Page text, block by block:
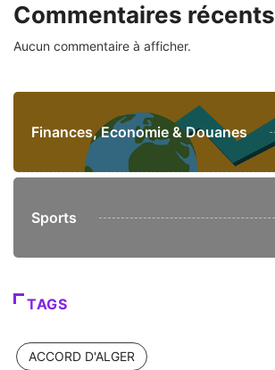
Commentaires récents
Aucun commentaire à afficher.
Finances, Economie & Douanes
Sports
TAGS
ACCORD D'ALGER